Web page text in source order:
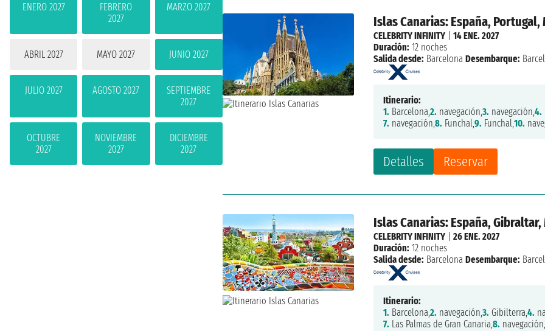
ENERO 2027
FEBRERO
2027
MARZO 2027
ABRIL 2027 MAYO 2027 JUNIO 2027
JULIO 2027 AGOSTO 2027
SEPTIEMBRE
2027
OCTUBRE
2027
NOVIEMBRE
2027
DICIEMBRE
2027
Islas Canarias: España,
Detalles Reservar
CELEBRITY INFINITY |14 ENE. 2027
Duración: 12 noches
Salida desde: Barcelona Desembarque:
Itinerario:
1. Barcelona,2. navegación,3. navegación,4.
7. navegación,8. Funchal,9. Funchal,10.
Islas Canarias: España,
CELEBRITY INFINITY |26 ENE. 2027
Duración: 12 noches
Salida desde: Barcelona Desembarque:
Itinerario:
1. Barcelona,2. navegación,3. Gibilterra,4.
7. Las Palmas de Gran Canaria,8.